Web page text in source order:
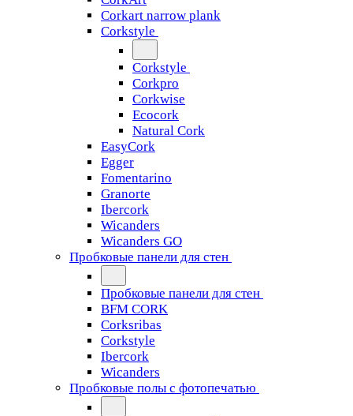
Corkart narrow plank
Corkstyle
Corkstyle
Corkpro
Corkwise
Ecocork
Natural Cork
EasyCork
Egger
Fomentarino
Granorte
Ibercork
Wicanders
Wicanders GO
Пробковые панели для стен
Пробковые панели для стен
BFM CORK
Corksribas
Corkstyle
Ibercork
Wicanders
Пробковые полы с фотопечатью